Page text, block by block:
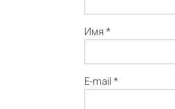
Имя *
E-mail *